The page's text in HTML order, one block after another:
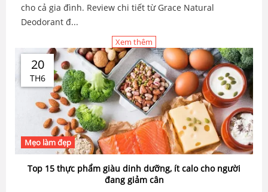
cho cả gia đình. Review chi tiết từ Grace Natural
Deodorant đ...
Xem thêm
20
TH6
Mẹo làm đẹp
Top 15 thực phẩm giàu dinh dưỡng, ít calo cho người
đang giảm cân